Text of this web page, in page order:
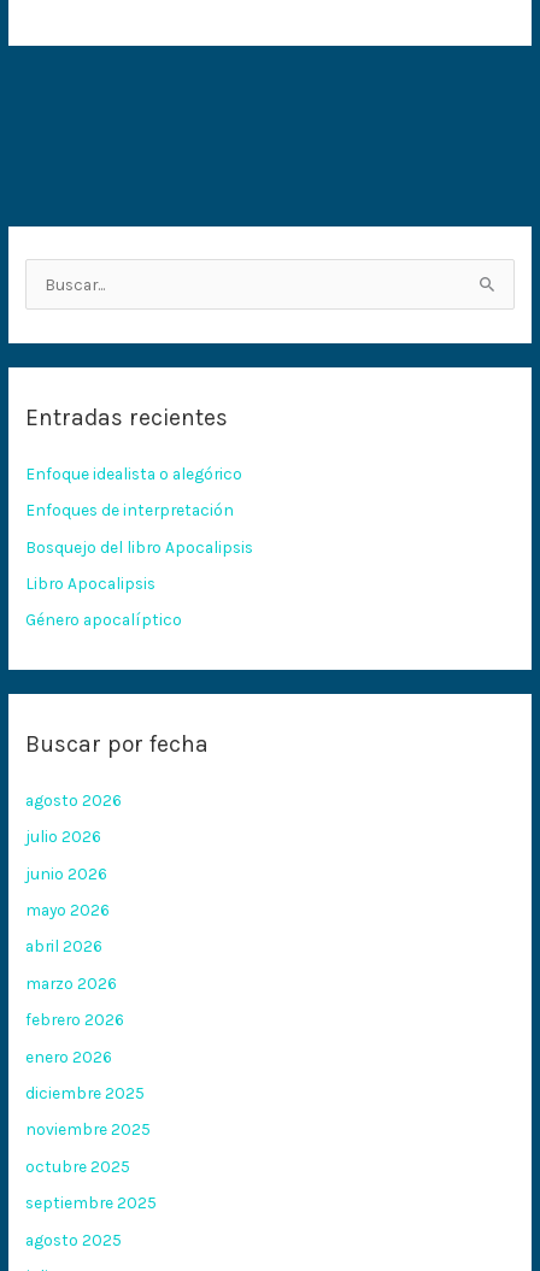
a
p
o
r
:
Entradas recientes
Enfoque idealista o alegórico
Enfoques de interpretación
Bosquejo del libro Apocalipsis
Libro Apocalipsis
Género apocalíptico
Buscar por fecha
agosto 2026
julio 2026
junio 2026
mayo 2026
abril 2026
marzo 2026
febrero 2026
enero 2026
diciembre 2025
noviembre 2025
octubre 2025
septiembre 2025
agosto 2025